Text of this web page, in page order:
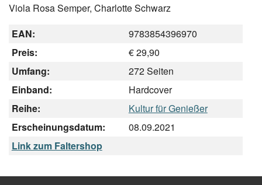
Viola Rosa Semper, Charlotte Schwarz
EAN:
9783854396970
Preis:
€ 29,90
Umfang:
272 Seiten
Einband:
Hardcover
Reihe:
Kultur für Genießer
Erscheinungsdatum:
08.09.2021
Link zum Faltershop